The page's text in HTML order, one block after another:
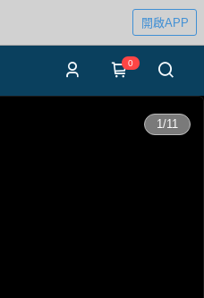
開啟APP
0
1/11